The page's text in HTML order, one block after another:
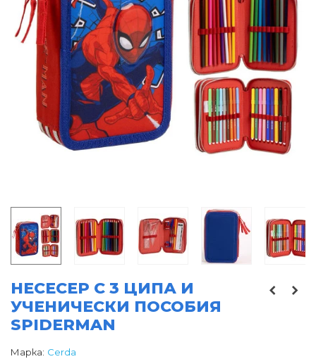
НЕСЕСЕР С 3 ЦИПА И
УЧEНИЧЕСКИ ПОСОБИЯ
SPIDERMAN
Марка: Cerda